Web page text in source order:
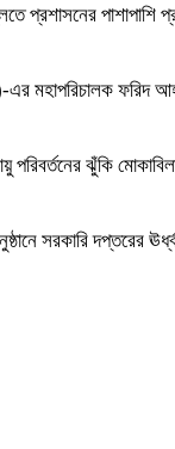
পাশাপাশি
ফরিদ
ঝুঁকি
দপ্তরের ঊর্ধ্বতন